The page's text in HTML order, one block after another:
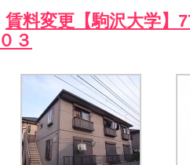
賃料変更【駒沢大学
０３